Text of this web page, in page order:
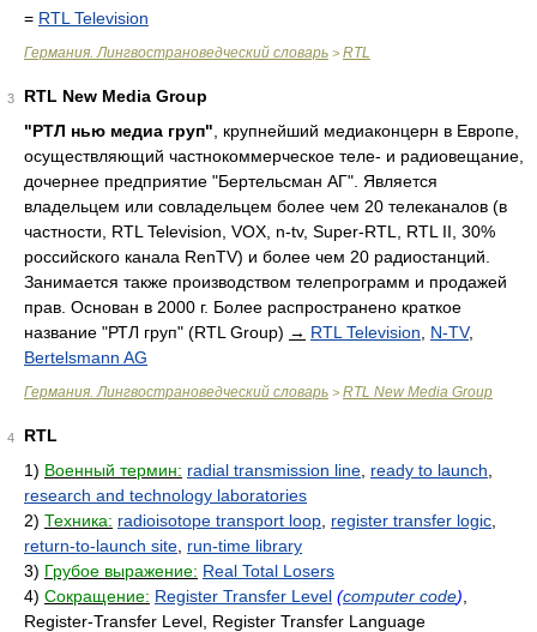
= RTL Television
Германия. Лингвострановедческий словарь > RTL
3
RTL New Media Group
"РТЛ нью медиа груп" , крупнейший медиаконцерн в Европе,
осуществляющий частнокоммерческое теле- и радиовещание,
дочернее предприятие "Бертельсман АГ". Является
владельцем или совладельцем более чем 20 телеканалов (в
частности, RTL Television, VOX, n-tv, Super-RTL, RTL II, 30%
российского канала RenTV) и более чем 20 радиостанций.
Занимается также производством телепрограмм и продажей
прав. Основан в 2000 г. Более распространено краткое
название "РТЛ груп" (RTL Group) → RTL Television N-TV,
Bertelsmann AG
Германия. Лингвострановедческий словарь > RTL New Media Group
4
RTL
1) Военный термин: radial transmission line ready to launch
research and technology laboratories
2) Техника: radioisotope transport loop register transfer logic
return-to-launch site run-time library
3) Грубое выражение: Real Total Losers
4) Сокращение: Register Transfer Level (computer code)
Register-Transfer Level, Register Transfer Language